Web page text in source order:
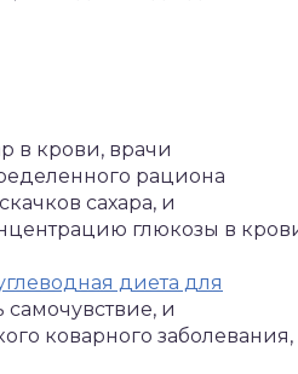
в крови, врачи
рациона
сахара, и
глюкозы в
диета для
и
коварного заболевания,